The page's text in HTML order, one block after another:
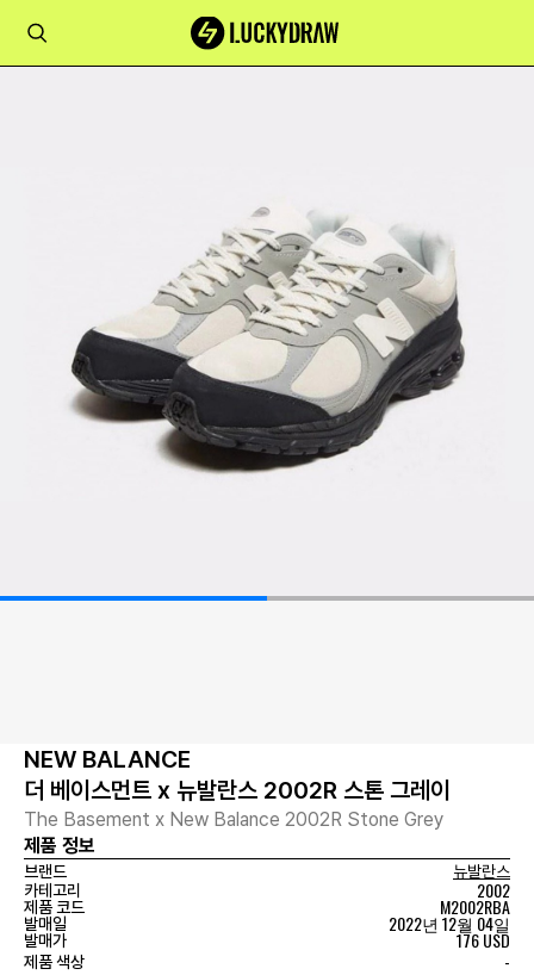
NEW BALANCE
더 베이스먼트 x 뉴발란스 2002R 스톤 그레이
The Basement x New Balance 2002R Stone Grey
제품 정보
브랜드
뉴발란스
카테고리
2002
제품 코드 M2002RBA
발매일 2022년 12월 04일
발매가 176 USD
제품 색상 -